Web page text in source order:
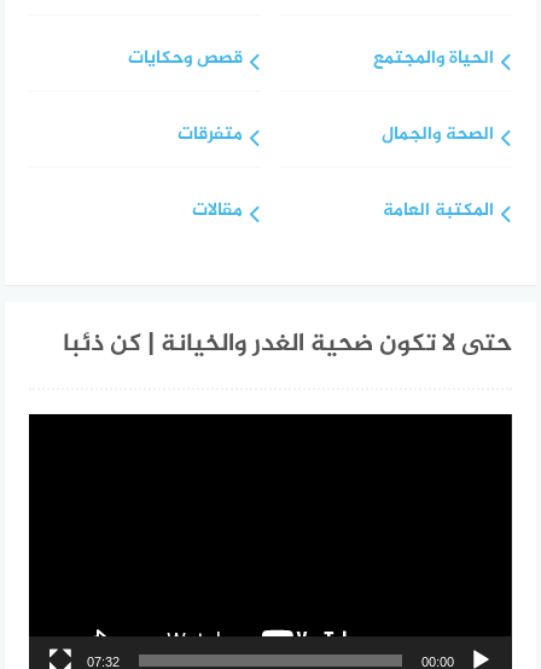
الحياة والمجتمع
الصحة والجمال
المكتبة العامة
قصص وحكايات
متفرقات
مقالات
حتى لا تكون ضحية الغدر والخيانة | كن ذئبا
00:00
07:32